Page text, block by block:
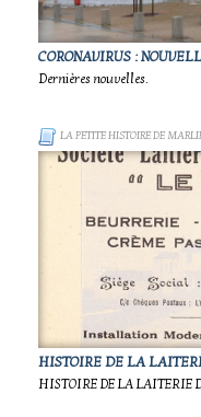
CORONAVIRUS :
Dernières nouvelles.
LA PETITE HISTOIRE DE
HISTOIRE DE LA
HISTOIRE DE LA LAITERIE